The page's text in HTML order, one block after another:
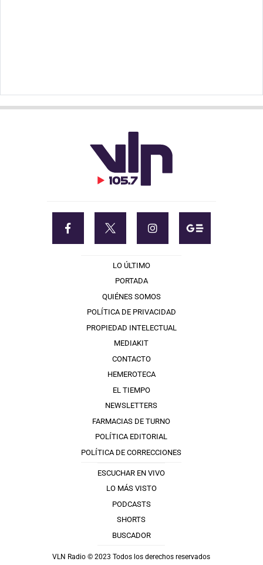
LO ÚLTIMO
PORTADA
QUIÉNES SOMOS
POLÍTICA DE PRIVACIDAD
PROPIEDAD INTELECTUAL
MEDIAKIT
CONTACTO
HEMEROTECA
EL TIEMPO
NEWSLETTERS
FARMACIAS DE TURNO
POLÍTICA EDITORIAL
POLÍTICA DE CORRECCIONES
ESCUCHAR EN VIVO
LO MÁS VISTO
PODCASTS
SHORTS
BUSCADOR
VLN Radio © 2023 Todos los derechos reservados